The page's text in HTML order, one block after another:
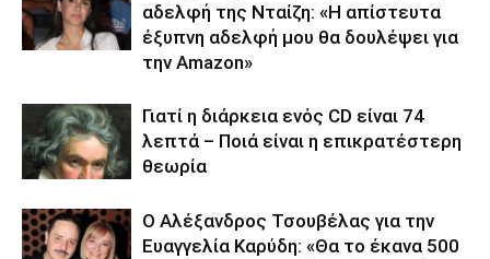
αδελφή της Νταίζη: «Η απίστευτα
έξυπνη αδελφή μου θα δουλέψει για
την Amazon»
Γιατί η διάρκεια ενός CD είναι 74
λεπτά – Ποιά είναι η επικρατέστερη
θεωρία
Ο Αλέξανδρος Τσουβέλας για την
Ευαγγελία Καρύδη: «Θα το έκανα 500